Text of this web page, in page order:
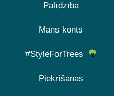
Palīdzība
Mans konts
#StyleForTrees
Piekrišanas